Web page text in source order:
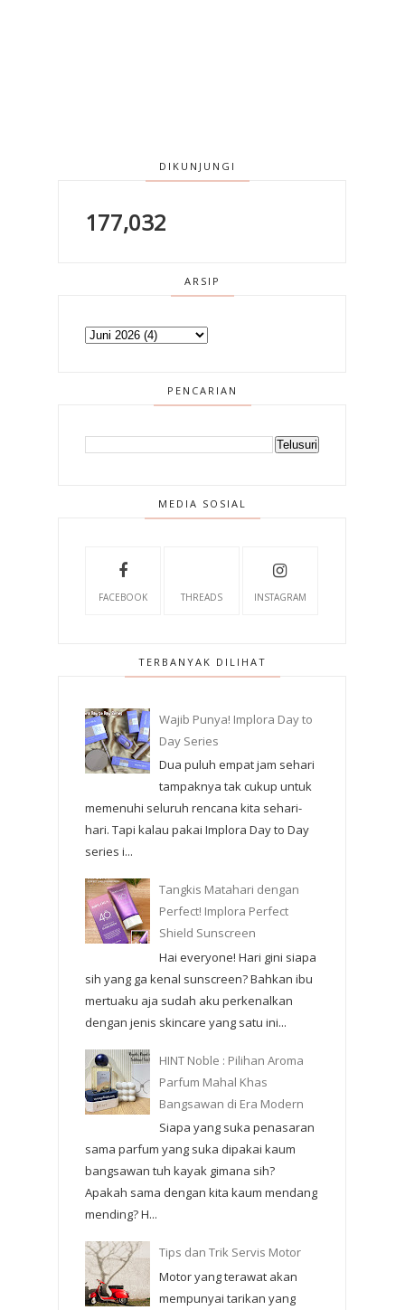
DIKUNJUNGI
177,032
ARSIP
PENCARIAN
MEDIA SOSIAL
FACEBOOK THREADS INSTAGRAM
TERBANYAK DILIHAT
Wajib Punya! Implora Day to
Day Series
Dua puluh empat jam sehari
tampaknya tak cukup untuk
memenuhi seluruh rencana kita sehari-
hari. Tapi kalau pakai Implora Day to Day
series i...
Tangkis Matahari dengan
Perfect! Implora Perfect
Shield Sunscreen
Hai everyone! Hari gini siapa
sih yang ga kenal sunscreen? Bahkan ibu
mertuaku aja sudah aku perkenalkan
dengan jenis skincare yang satu ini...
HINT Noble : Pilihan Aroma
Parfum Mahal Khas
Bangsawan di Era Modern
Siapa yang suka penasaran
sama parfum yang suka dipakai kaum
bangsawan tuh kayak gimana sih?
Apakah sama dengan kita kaum mendang
mending? H...
Tips dan Trik Servis Motor
Motor yang terawat akan
mempunyai tarikan yang